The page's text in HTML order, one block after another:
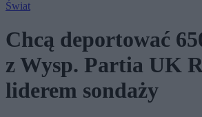
Świat
Chcą deportować
z Wysp. Partia UK
liderem sondaży